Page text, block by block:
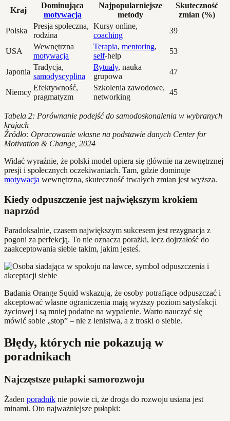
Kraj
Dominująca
motywacja
Najpopularniejsze
metody
Skuteczność
zmian (%)
Polska
Presja społeczna,
rodzina
Kursy online,
coaching
39
USA
Wewnętrzna
motywacja
Terapia, mentoring,
self-help
53
Japonia
Tradycja,
samodyscyplina
Rytuały, nauka
grupowa
47
Niemcy
Efektywność,
pragmatyzm
Szkolenia zawodowe,
networking
45
Tabela 2: Porównanie podejść do samodoskonalenia w wybranych
krajach
Źródło: Opracowanie własne na podstawie danych Center for
Motivation & Change, 2024
Widać wyraźnie, że polski model opiera się głównie na zewnętrznej
presji i społecznych oczekiwaniach. Tam, gdzie dominuje
motywacja wewnętrzna, skuteczność trwałych zmian jest wyższa.
Kiedy odpuszczenie jest największym krokiem
naprzód
Paradoksalnie, czasem największym sukcesem jest rezygnacja z
pogoni za perfekcją. To nie oznacza porażki, lecz dojrzałość do
zaakceptowania siebie takim, jakim jesteś.
Badania Orange Squid wskazują, że osoby potrafiące odpuszczać i
akceptować własne ograniczenia mają wyższy poziom satysfakcji
życiowej i są mniej podatne na wypalenie. Warto nauczyć się
mówić sobie „stop” – nie z lenistwa, a z troski o siebie.
Błędy, których nie pokazują w
poradnikach
Najczęstsze pułapki samorozwoju
Żaden poradnik nie powie ci, że droga do rozwoju usiana jest
minami. Oto najważniejsze pułapki: